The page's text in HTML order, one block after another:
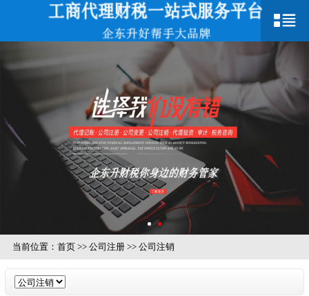
当前位置： 首页>> 公司注册>> 公司注销